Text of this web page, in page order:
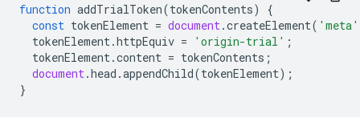
function addTrialToken(tokenContents)
{
const tokenElement = document .createElement( 'meta'
tokenElement .httpEquiv = 'origin-trial' ;
tokenElement .content = tokenContents ;
document .head .appendChild(tokenElement);
}